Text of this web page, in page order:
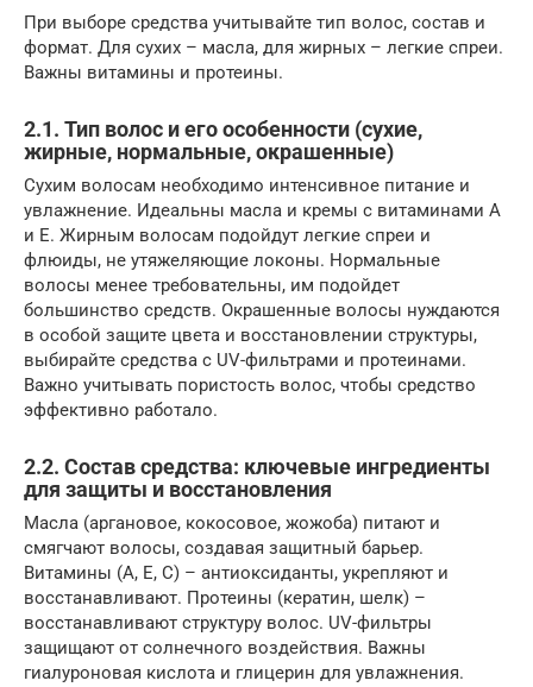
При выборе средства учитывайте тип волос, состав и
формат. Для сухих – масла, для жирных – легкие спреи.
Важны витамины и протеины.
2.1. Тип волос и его особенности (сухие,
жирные, нормальные, окрашенные)
Сухим волосам необходимо интенсивное питание и
увлажнение. Идеальны масла и кремы с витаминами A
и E. Жирным волосам подойдут легкие спреи и
флюиды, не утяжеляющие локоны. Нормальные
волосы менее требовательны, им подойдет
большинство средств. Окрашенные волосы нуждаются
в особой защите цвета и восстановлении структуры,
выбирайте средства с UV-фильтрами и протеинами.
Важно учитывать пористость волос, чтобы средство
эффективно работало.
2.2. Состав средства: ключевые ингредиенты
для защиты и восстановления
Масла (аргановое, кокосовое, жожоба) питают и
смягчают волосы, создавая защитный барьер.
Витамины (A, E, C) – антиоксиданты, укрепляют и
восстанавливают. Протеины (кератин, шелк) –
восстанавливают структуру волос. UV-фильтры
защищают от солнечного воздействия. Важны
гиалуроновая кислота и глицерин для увлажнения.